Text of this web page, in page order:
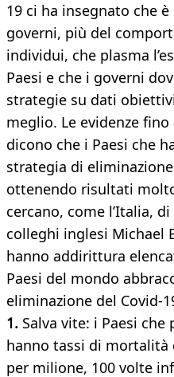
19 ci ha insegnato che
governi, più del
individui, che plasma
Paesi e che i governi
strategie su dati
meglio. Le evidenze
dicono che i Paesi che
strategia di
ottenendo risultati
cercano, come l’Italia,
colleghi inglesi Michael
hanno addirittura
Paesi del mondo
eliminazione del Covid-
1. Salva vite: i Paesi che
hanno tassi di mortalità
per milione, 100 volte